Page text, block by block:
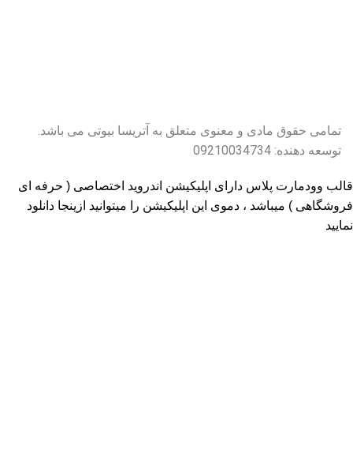
تمامی حقوق مادی و معنوی متعلق به آتریسا بیوتی می باشد.
توسعه دهنده: 09210034734
قالب وودمارت پلاس دارای اپلیکیشن اندروید اختصاصی ( حرفه ای
فروشگاهی ) میباشد ، دموی این اپلیکیشن را میتوانید ازینجا دانلود
نمایید